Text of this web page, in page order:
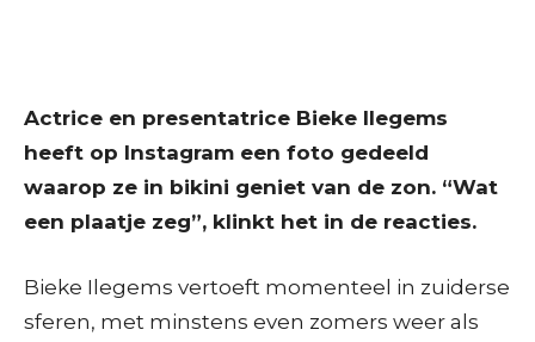
Actrice en presentatrice Bieke Ilegems
heeft op Instagram een foto gedeeld
waarop ze in bikini geniet van de zon. “Wat
een plaatje zeg”, klinkt het in de reacties.
Bieke Ilegems vertoeft momenteel in zuiderse
sferen, met minstens even zomers weer als